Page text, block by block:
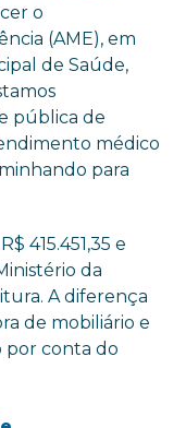
o
(AME), em
de Saúde,
pública de
médico
para
415.451,35 e
da
A diferença
de mobiliário e
por conta do